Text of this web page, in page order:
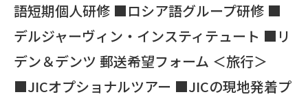
語短期個人研修 ■ロシア語グループ研修 ■
デルジャーヴィン・インスティテュート ■リ
デン＆デンツ 郵送希望フォーム ＜旅行＞
■JICオプショナルツアー ■JICの現地発着プ